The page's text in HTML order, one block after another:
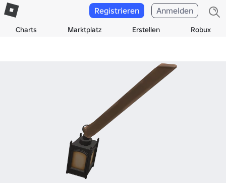
Charts Marktplatz Erstellen Robux
Registrieren Anmelden